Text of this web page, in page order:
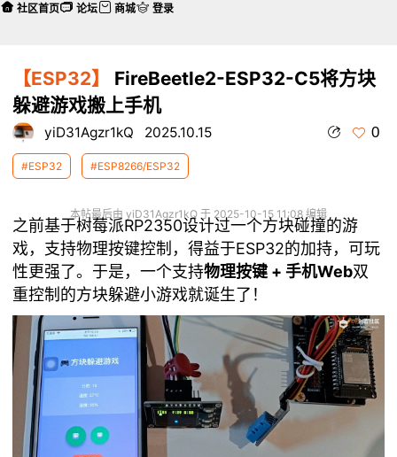
【ESP32】
FireBeetle2-ESP32-C5将方块
躲避游戏搬上手机
yiD31Agzr1kQ 2025.10.15 0
#ESP32 #ESP8266/ESP32
本帖最后由 yiD31Agzr1kQ 于 2025-10-15 11:08 编辑
之前基于树莓派RP2350设计过一个方块碰撞的游
戏，支持物理按键控制，得益于ESP32的加持，可玩
性更强了。于是，一个支持物理按键 + 手机Web双
重控制的方块躲避小游戏就诞生了！
社区首页 论坛 商城 登录